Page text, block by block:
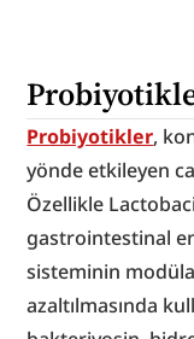
Probiyotikler,
yönde etkileyen
Özellikle
gastrointestinal
sisteminin
azaltılmasında